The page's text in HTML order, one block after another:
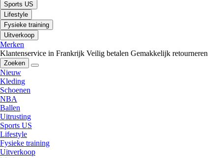
Sports US
Lifestyle
Fysieke training
Uitverkoop
Merken
Klantenservice in Frankrijk Veilig betalen Gemakkelijk retourneren
Zoeken
Nieuw
Kleding
Schoenen
NBA
Ballen
Uitrusting
Sports US
Lifestyle
Fysieke training
Uitverkoop